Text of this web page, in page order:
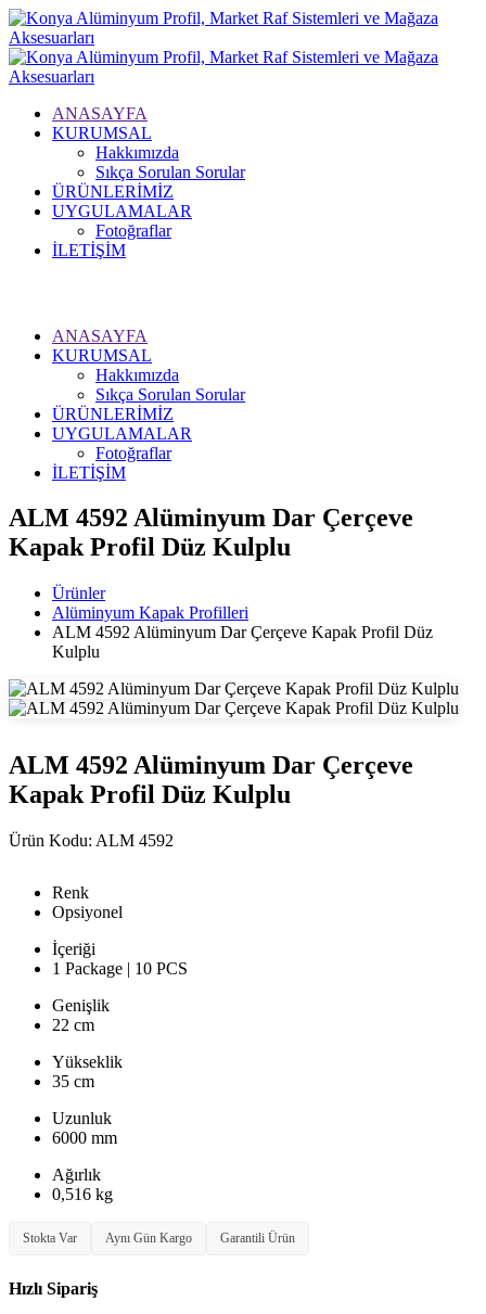
ANASAYFA
KURUMSAL
Hakkımızda
Sıkça Sorulan Sorular
ÜRÜNLERİMİZ
UYGULAMALAR
Fotoğraflar
İLETİŞİM
ANASAYFA
KURUMSAL
Hakkımızda
Sıkça Sorulan Sorular
ÜRÜNLERİMİZ
UYGULAMALAR
Fotoğraflar
İLETİŞİM
ALM 4592 Alüminyum Dar Çerçeve
Kapak Profil Düz Kulplu
Ürünler
Alüminyum Kapak Profilleri
ALM 4592 Alüminyum Dar Çerçeve Kapak Profil Düz
Kulplu
ALM 4592 Alüminyum Dar Çerçeve
Kapak Profil Düz Kulplu
Ürün Kodu: ALM 4592
Renk
Opsiyonel
İçeriği
1 Package | 10 PCS
Genişlik
22 cm
Yükseklik
35 cm
Uzunluk
6000 mm
Ağırlık
0,516 kg
Stokta Var Aynı Gün Kargo Garantili Ürün
Hızlı Sipariş